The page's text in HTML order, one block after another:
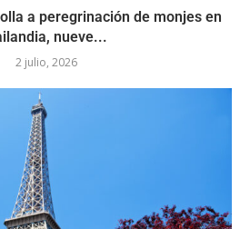
a peregrinación de monjes en
nueve...
2 julio, 2026